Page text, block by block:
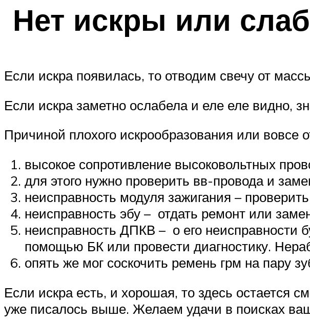
Нет искры или
Если искра появилась, то отводим свечу от
Если искра заметно ослабела и еле еле видно,
Причиной плохого искрообразования или
высокое сопротивление высоковольтных
для этого нужно проверить вв-провода и
неисправность модуля зажигания –
неисправность эбу – отдать ремонт или
неисправность ДПКВ – о его неисправности
помощью БК или провести диагностику.
опять же мог соскочить ремень грм на пару
Если искра есть, и хорошая, то здесь остается
уже писалось выше. Желаем удачи в поисках